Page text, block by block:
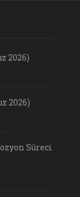
2026)
2026)
Süreci